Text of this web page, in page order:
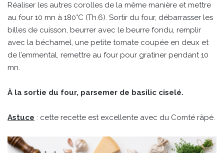
Réaliser les autres corolles de la même manière et mettre
au four 10 mn à 180°C (Th.6). Sortir du four, débarrasser les
billes de cuisson, beurrer avec le beurre fondu, remplir
avec la béchamel, une petite tomate coupée en deux et
de l’emmental, remettre au four pour gratiner pendant 10
mn.
À la sortie du four, parsemer de basilic ciselé.
Astuce : cette recette est excellente avec du Comté râpé.